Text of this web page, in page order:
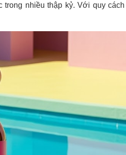
nhiều thập kỷ. Với quy